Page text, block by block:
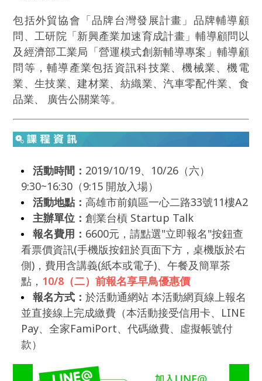
包括外貿協會「品牌台灣發展計畫」品牌輔導顧
問、工研院「新興產業加速育成計畫」輔導顧問以
及經濟部工業局「營運模式創新輔導專案」輔導顧
問等，輔導產業包括資訊科技業、機械業、機電
業、生技業、建材業、紡織業、汽車零配件業、食
品業、 廣告公關業等。
活動時間： 2019/10/19、10/26（六）
9:30~16:30（9:15 開放入場）
活動地點： 高雄市前鎮區一心二路33號11樓A2
主辦單位：創業台槓 Startup Talk
報名費用： 6600元，請點選"立即報名"按鈕查
看票價資訊(手機版按鈕於頁面下方，桌機版於右
側)，費用含講義(紙本或電子)、午餐及簡單茶
點， 10/8（二）前報名享早鳥優惠價
報名方式：於活動通網站 本活動網頁線上報名
並直接線上完成繳費（本活動接受信用卡、LINE
Pay、全家FamiPort、代碼繳費、虛擬帳號付
款）